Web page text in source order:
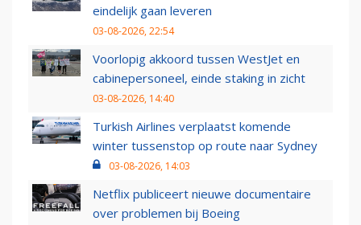
eindelijk gaan leveren
03-08-2026, 22:54
Voorlopig akkoord tussen WestJet en
cabinepersoneel, einde staking in zicht
03-08-2026, 14:40
Turkish Airlines verplaatst komende
winter tussenstop op route naar Sydney
03-08-2026, 14:03
Netflix publiceert nieuwe documentaire
over problemen bij Boeing